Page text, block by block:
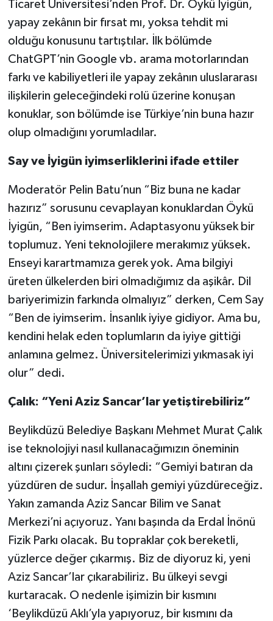
Ticaret Üniversitesi’nden Prof. Dr. Öykü İyigün,
yapay zekânın bir fırsat mı, yoksa tehdit mi
olduğu konusunu tartıştılar. İlk bölümde
ChatGPT’nin Google vb. arama motorlarından
farkı ve kabiliyetleri ile yapay zekânın uluslararası
ilişkilerin geleceğindeki rolü üzerine konuşan
konuklar, son bölümde ise Türkiye’nin buna hazır
olup olmadığını yorumladılar.
Say ve İyigün iyimserliklerini ifade ettiler
Moderatör Pelin Batu’nun “Biz buna ne kadar
hazırız” sorusunu cevaplayan konuklardan Öykü
İyigün, “Ben iyimserim. Adaptasyonu yüksek bir
toplumuz. Yeni teknolojilere merakımız yüksek.
Enseyi karartmamıza gerek yok. Ama bilgiyi
üreten ülkelerden biri olmadığımız da aşikâr. Dil
bariyerimizin farkında olmalıyız” derken, Cem Say
“Ben de iyimserim. İnsanlık iyiye gidiyor. Ama bu,
kendini helak eden toplumların da iyiye gittiği
anlamına gelmez. Üniversitelerimizi yıkmasak iyi
olur” dedi.
Çalık: “Yeni Aziz Sancar’lar yetiştirebiliriz”
Beylikdüzü Belediye Başkanı Mehmet Murat Çalık
ise teknolojiyi nasıl kullanacağımızın öneminin
altını çizerek şunları söyledi: “Gemiyi batıran da
yüzdüren de sudur. İnşallah gemiyi yüzdüreceğiz.
Yakın zamanda Aziz Sancar Bilim ve Sanat
Merkezi’ni açıyoruz. Yanı başında da Erdal İnönü
Fizik Parkı olacak. Bu topraklar çok bereketli,
yüzlerce değer çıkarmış. Biz de diyoruz ki, yeni
Aziz Sancar’lar çıkarabiliriz. Bu ülkeyi sevgi
kurtaracak. O nedenle işimizin bir kısmını
‘Beylikdüzü Aklı’yla yapıyoruz, bir kısmını da